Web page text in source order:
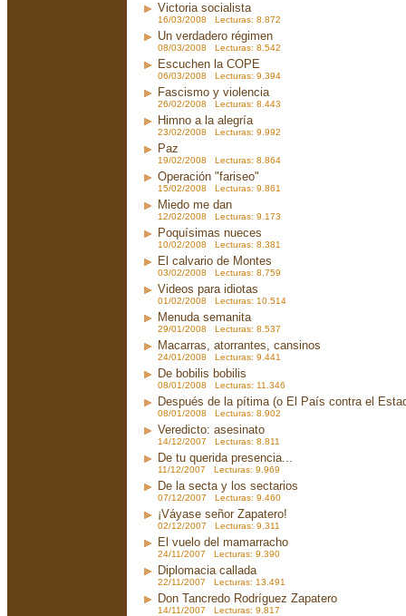
Victoria socialista
16/03/2008 Lecturas: 8.872
Un verdadero régimen
08/03/2008 Lecturas: 8.542
Escuchen la COPE
06/03/2008 Lecturas: 9.394
Fascismo y violencia
26/02/2008 Lecturas: 8.443
Himno a la alegría
23/02/2008 Lecturas: 9.992
Paz
19/02/2008 Lecturas: 8.864
Operación "fariseo"
15/02/2008 Lecturas: 9.861
Miedo me dan
12/02/2008 Lecturas: 9.173
Poquísimas nueces
10/02/2008 Lecturas: 8.381
El calvario de Montes
03/02/2008 Lecturas: 8.759
Videos para idiotas
01/02/2008 Lecturas: 10.514
Menuda semanita
29/01/2008 Lecturas: 8.537
Macarras, atorrantes, cansinos
24/01/2008 Lecturas: 9.441
De bobilis bobilis
08/01/2008 Lecturas: 11.346
Después de la pítima (o El País contra el
08/01/2008 Lecturas: 8.902
Veredicto: asesinato
14/12/2007 Lecturas: 8.811
De tu querida presencia...
11/12/2007 Lecturas: 9.969
De la secta y los sectarios
07/12/2007 Lecturas: 9.460
¡Váyase señor Zapatero!
02/12/2007 Lecturas: 9.311
El vuelo del mamarracho
24/11/2007 Lecturas: 9.390
Diplomacia callada
22/11/2007 Lecturas: 13.491
Don Tancredo Rodríguez Zapatero
14/11/2007 Lecturas: 9.817